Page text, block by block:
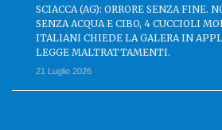
SCIACCA (AG): ORRORE SENZA FINE.
SENZA ACQUA E CIBO, 4 CUCCIOLI
ITALIANI CHIEDE LA GALERA IN
LEGGE MALTRATTAMENTI.
21 Luglio 2026